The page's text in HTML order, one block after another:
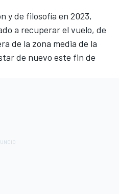
y de filosofía en 2023,
a recuperar el vuelo, de
de la zona media de la
de nuevo este fin de